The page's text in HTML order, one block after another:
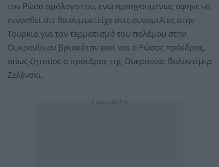
τον Ρώσο ομόλογό του, ενώ προηγουμένως άφηνε να
εννοηθεί ότι θα συμμετείχε στις συνομιλίες στην
Τουρκία για τον τερματισμό του πολέμου στην
Ουκρανία αν βρισκόταν εκεί και ο Ρώσος πρόεδρος,
όπως ζητούσε ο πρόεδρος της Ουκρανίας Βολοντίμιρ
Ζελένσκι.